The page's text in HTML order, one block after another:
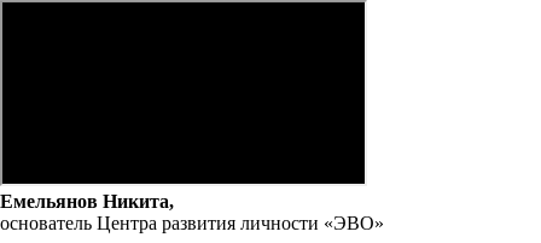
Емельянов Никита,
основатель Центра развития личности «ЭВО»